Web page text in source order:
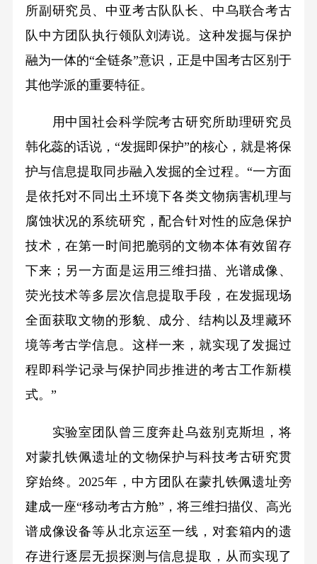
所副研究员、中亚考古队队长、中乌联合考古
队中方团队执行领队刘涛说。这种发掘与保护
融为一体的“全链条”意识，正是中国考古区别于
其他学派的重要特征。
用中国社会科学院考古研究所助理研究员
韩化蕊的话说，“发掘即保护”的核心，就是将保
护与信息提取同步融入发掘的全过程。“一方面
是依托对不同出土环境下各类文物病害机理与
腐蚀状况的系统研究，配合针对性的应急保护
技术，在第一时间把脆弱的文物本体有效留存
下来；另一方面是运用三维扫描、光谱成像、
荧光技术等多层次信息提取手段，在发掘现场
全面获取文物的形貌、成分、结构以及埋藏环
境等考古学信息。这样一来，就实现了发掘过
程即科学记录与保护同步推进的考古工作新模
式。”
实验室团队曾三度奔赴乌兹别克斯坦，将
对蒙扎铁佩遗址的文物保护与科技考古研究贯
穿始终。2025年，中方团队在蒙扎铁佩遗址旁
建成一座“移动考古方舱”，将三维扫描仪、高光
谱成像设备等从北京运至一线，对套箱内的遗
存进行逐层无损探测与信息提取，从而实现了